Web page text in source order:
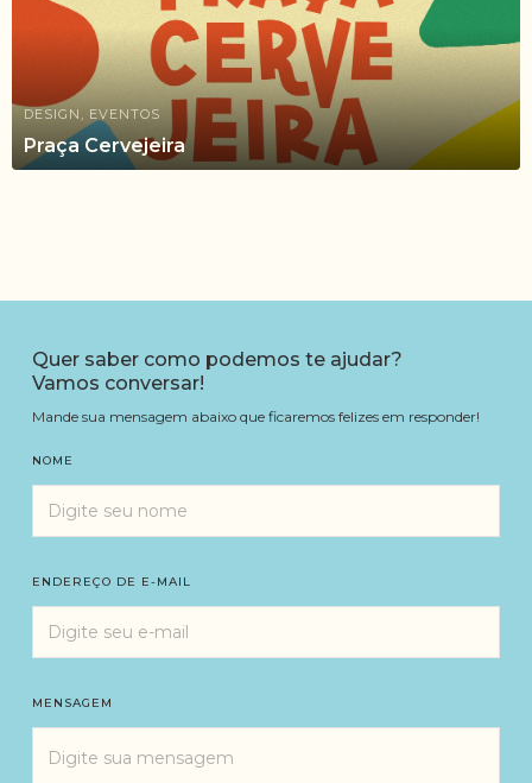
DESIGN, EVENTOS
Praça Cervejeira
Quer saber como podemos te ajudar?
Vamos conversar!
Mande sua mensagem abaixo que ficaremos felizes em responder!
NOME
ENDEREÇO DE E-MAIL
MENSAGEM